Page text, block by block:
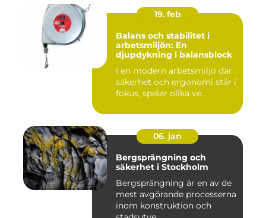
19. feb
Balans och stabilitet i
arbetsmiljön: En
djupdykning i balansblock
I en modern arbetsmiljö där
säkerhet och ergonomi står i
fokus, spelar olika ve...
06. jan
Bergsprängning och
säkerhet i Stockholm
Bergsprängning är en av de
mest avgörande processerna
inom konstruktion och